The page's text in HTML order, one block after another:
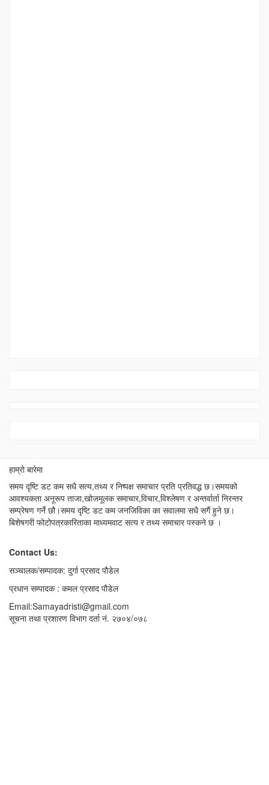
हाम्रो बारेमा
समय दृष्टि डट कम सधै सत्य,तथ्य र निष्पक्ष समाचार प्रति प्रतिवद्ध छ।समयको
आवश्यकता अनूरूप ताजा,खोजमूलक समाचार,विचार,विश्लेषण र अन्तर्वार्ता निरन्तर
सम्प्रेषण गर्ने छौ।समय दृष्टि डट कम जनजिविका का सवालमा सधै सगैं हुने छ।
बिशेषगरी फोटोपत्रकारिताका माध्यमवाट सत्य र तथ्य समाचार पस्कने छ ।
Contact Us:
सञ्चालक/सम्पादक: दुर्गा प्रसाद पौडेल
प्रधान सम्पादक : कमल प्रसाद पौडेल
Email:Samayadristi@gmail.com
सूचना तथा प्रशारण विभाग दर्ता नं. २७०४/०७८